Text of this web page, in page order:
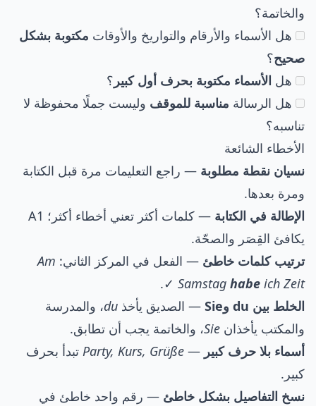
والخاتمة؟
هل الأسماء والأرقام والتواريخ والأوقات مكتوبة بشكل
صحيح؟
هل الأسماء مكتوبة بحرف أول كبير ؟
هل الرسالة مناسبة للموقف وليست جملًا محفوظة لا
تناسبه؟
الأخطاء الشائعة
نسيان نقطة مطلوبة — راجع التعليمات مرة قبل الكتابة
ومرة بعدها.
الإطالة في الكتابة
— كلمات أكثر تعني أخطاء أكثر؛ A1
يكافئ القِصَر والصحّة.
ترتيب كلمات خاطئ — الفعل في المركز الثاني: Am
Samstag habe ich Zeit
✓.
الخلط بين du وSie
— الصديق يأخذ du، والمدرسة
والمكتب يأخذان Sie، والخاتمة يجب أن تطابق.
أسماء بلا حرف كبير —
Party, Kurs, Grüße تبدأ بحرف
كبير.
نسخ التفاصيل بشكل خاطئ — رقم واحد خاطئ في